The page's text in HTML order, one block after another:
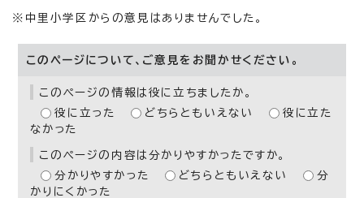
※中里小学区からの意見はありませんでした。
このページについて、ご意見をお聞かせください。
このページの情報は役に立ちましたか。
役に立った
どちらともいえない
役に立た
なかった
このページの内容は分かりやすかったですか。
分かりやすかった
どちらともいえない
分
かりにくかった